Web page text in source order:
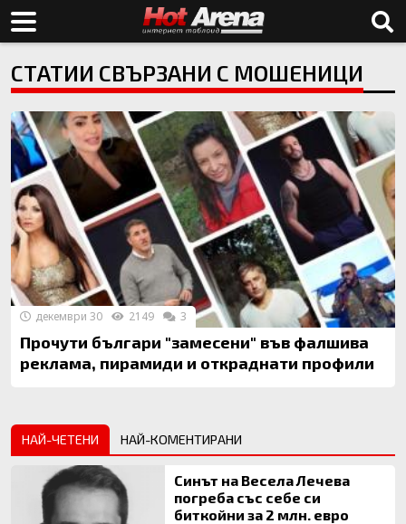
СТАТИИ СВЪРЗАНИ С МОШЕНИЦИ
Прочути българи "замесени" във фалшива
реклама, пирамиди и откраднати профили
декември 30 2149 3
НАЙ-ЧЕТЕНИ НАЙ-КОМЕНТИРАНИ
Синът на Весела Лечева
погреба със себе си
биткойни за 2 млн. евро